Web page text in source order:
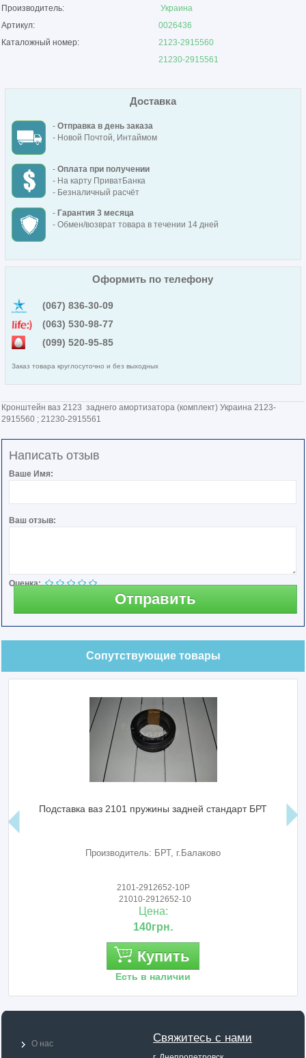
Производитель:
Украина
Артикул:
0026436
Каталожный номер:
2123-2915560
21230-2915561
Доставка
- Отправка в день заказа
- Новой Почтой, Интаймом
- Оплата при получении
- На карту ПриватБанка
- Безналичный расчёт
- Гарантия 3 месяца
- Обмен/возврат товара в течении 14 дней
Оформить по телефону
(067) 836-30-09
(063) 530-98-77
(099) 520-95-85
Заказ товара круглосуточно и без выходных
Кронштейн ваз 2123 заднего амортизатора (комплект) Украина 2123-
2915560 ; 21230-2915561
Написать отзыв
Ваше Имя:
Ваш отзыв:
Оценка:
Отправить
Сопутствующие товары
Подставка ваз 2101 пружины задней стандарт БРТ
Производитель: БРТ, г.Балаково
2101-2912652-10Р
21010-2912652-10
Цена:
140грн.
Купить
Есть в наличии
Свяжитесь с нами
О нас